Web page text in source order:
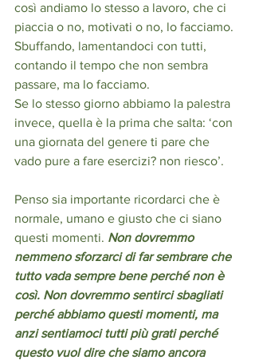
così andiamo lo stesso a lavoro, che ci
piaccia o no, motivati o no, lo facciamo.
Sbuffando, lamentandoci con tutti,
contando il tempo che non sembra
passare, ma lo facciamo.
Se lo stesso giorno abbiamo la palestra
invece, quella è la prima che salta: ‘con
una giornata del genere ti pare che
vado pure a fare esercizi? non riesco’.
Penso sia importante ricordarci che è
normale, umano e giusto che ci siano
questi momenti. Non dovremmo
nemmeno sforzarci di far sembrare che
tutto vada sempre bene perché non è
così. Non dovremmo sentirci sbagliati
perché abbiamo questi momenti, ma
anzi sentiamoci tutti più grati perché
questo vuol dire che siamo ancora